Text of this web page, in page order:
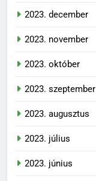
2023. december
2023. november
2023. október
2023. szeptember
2023. augusztus
2023. július
2023. június